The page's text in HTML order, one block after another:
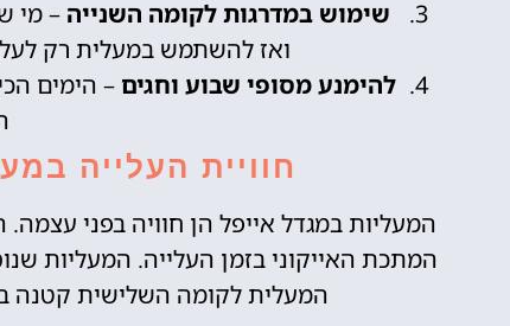
שימוש במדרגות לקומה השנייה – מי
ואז להשתמש במעלית רק
להימנע מסופי שבוע וחגים – הימים
חוויית העלייה
המעליות במגדל אייפל הן חוויה בפני
המתכת האייקוני בזמן העלייה. המעליות
המעלית לקומה השלישית קטנה